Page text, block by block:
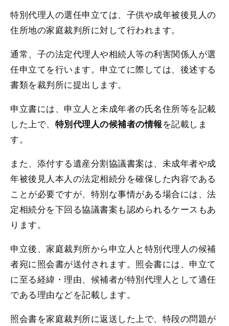
特別代理人の選任申立ては、子供や成年被後見人の
住所地の家庭裁判所に対して行われます。
通常、子の法定代理人や相続人等の利害関係人が選
任申立てを行います。申立てに際しては、後述する
書類を裁判所に提出します。
申立書には、申立人と未成年者の氏名住所等を記載
した上で、 特別代理人の候補者の情報を記載しま
す。
また、添付する遺産分割協議書案は、未成年者や成
年被後見人本人の法定相続分を確保した内容である
ことが必要ですが、特別な事情がある場合には、法
定相続分を下回る協議書案も認められるケースもあ
ります。
申立後、家庭裁判所から申立人と特別代理人の候補
者宛に照会書が送付されます。照会書には、申立て
に至る経緯・理由、候補者が特別代理人として適任
である理由などを記載します。
照会書を家庭裁判所に返送した上で、特段の問題が